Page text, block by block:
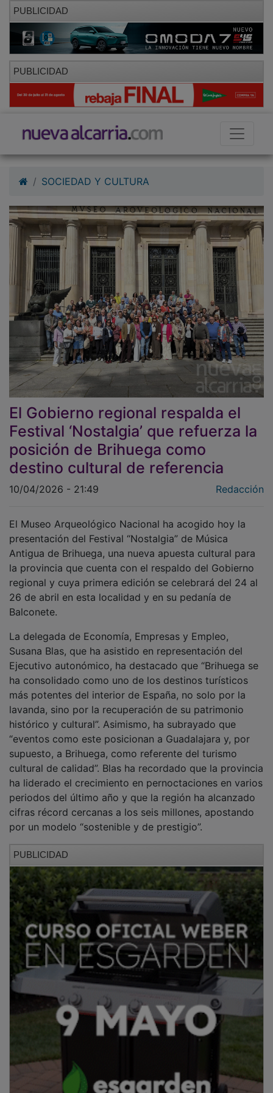
PUBLICIDAD
PUBLICIDAD
El Gobierno regional respalda el
Festival ‘Nostalgia’ que refuerza la
posición de Brihuega como
destino cultural de referencia
presentación del Festival “Nostalgia” de Música
Antigua de Brihuega, una nueva apuesta cultural para
la provincia que cuenta con el respaldo del Gobierno
regional y cuya primera edición se celebrará del 24 al
26 de abril en esta localidad y en su pedanía de
Balconete.
Susana Blas, que ha asistido en representación del
Ejecutivo autonómico, ha destacado que “Brihuega se
ha consolidado como uno de los destinos turísticos
más potentes del interior de España, no solo por la
lavanda, sino por la recuperación de su patrimonio
histórico y cultural”. Asimismo, ha subrayado que
“eventos como este posicionan a Guadalajara y, por
supuesto, a Brihuega, como referente del turismo
cultural de calidad”. Blas ha recordado que la provincia
ha liderado el crecimiento en pernoctaciones en varios
periodos del último año y que la región ha alcanzado
cifras récord cercanas a los seis millones, apostando
por un modelo “sostenible y de prestigio”.